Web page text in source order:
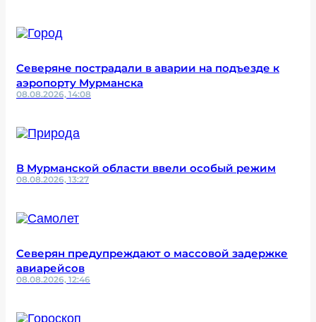
Северяне пострадали в аварии на подъезде к
аэропорту Мурманска
08.08.2026, 14:08
В Мурманской области ввели особый режим
08.08.2026, 13:27
Северян предупреждают о массовой задержке
авиарейсов
08.08.2026, 12:46